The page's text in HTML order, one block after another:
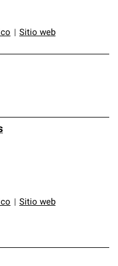
Sitio web
Sitio web